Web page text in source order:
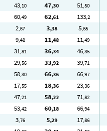
43,10 47,30 51,50
60,49 62,61 133,2
2,67 3,38 5,65
9,48 11,48 11,49
31,81 36,34 46,35
29,56 33,92 39,71
58,30 66,36 66,97
17,55 18,36 23,36
47,21 58,22 71,82
53,42 60,18 66,94
3,76 5,29 17,86